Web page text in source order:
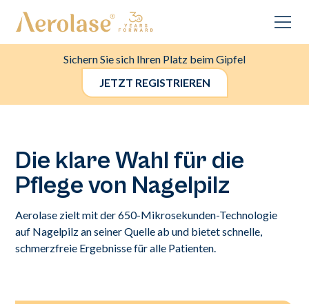
Sichern Sie sich Ihren Platz beim Gipfel
JETZT REGISTRIEREN
Die klare Wahl für die
Pflege von Nagelpilz
Aerolase zielt mit der 650-Mikrosekunden-Technologie
auf Nagelpilz an seiner Quelle ab und bietet schnelle,
schmerzfreie Ergebnisse für alle Patienten.